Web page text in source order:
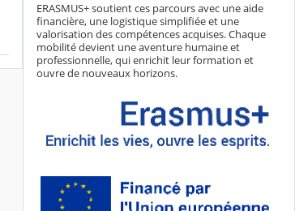
ERASMUS+ soutient ces parcours avec une aide
financière, une logistique simplifiée et une
valorisation des compétences acquises. Chaque
mobilité devient une aventure humaine et
professionnelle, qui enrichit leur formation et
ouvre de nouveaux horizons.